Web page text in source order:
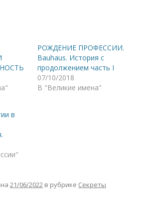
РОЖДЕНИЕ ПРОФЕССИИ.
Bauhaus. История с
продолжением часть I
07/10/2018
В "Великие имена"
в
21/06/2022 в рубрике Секреты